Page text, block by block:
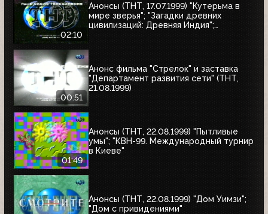
02:10
Анонсы (ТНТ, 17.07.1999) "Кутерьма в
мире зверья"; "Загадки древних
цивилизаций: Древняя Индия";
00:51
Анонс фильма "Стрелок" и заставка
"Департамент развития сети" (ТНТ,
21.08.1999)
01:49
Анонсы (ТНТ, 22.08.1999) "Пытливые
умы"; "КВН-99. Международный турнир
в Киеве"
Анонсы (ТНТ, 22.08.1999) "Дом Уимзи";
"Дом с привидениями"